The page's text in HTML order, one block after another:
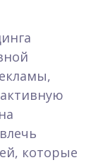
которые